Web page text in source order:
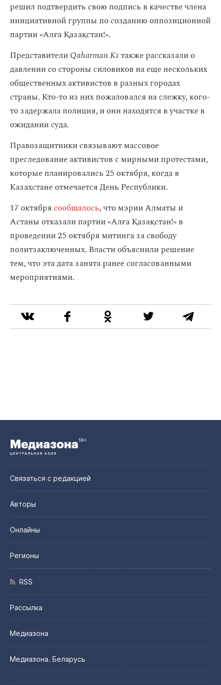
решил подтвердить свою подпись в качестве члена
инициативной группы по созданию оппозиционной
партии «Алға Қазақстан!».
ПредставителиQaharman Kzтакже рассказали о
давлении со стороны силовиков на еще нескольких
общественных активистов в разных городах
страны. Кто-то из них пожаловался на слежку, кого-
то задержала полиция, и они находятся в участке в
ожидании суда.
Правозащитники связывают массовое
преследование активистов с мирными протестами,
которые планировались 25 октября, когда в
Казахстане отмечается День Республики.
17 октябрясообщалось, что мэрии Алматы и
Астаны отказали партии «Алға Қазақстан!» в
проведении 25 октября митинга за свободу
политзаключенных. Власти объяснили решение
тем, что эта дата занята ранее согласованными
мероприятиями.
Связаться с редакцией
Авторы
Онлайны
Регионы
RSS
Рассылка
Медиазона
Медиазона. Беларусь